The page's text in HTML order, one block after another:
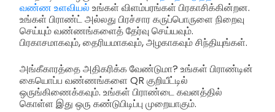
வண்ண உளவியல் உங்கள் விளம்பரங்கள் பிரகாசிக்கின்றன.
உங்கள் பிராண்ட் அல்லது பிரச்சார கருப்பொருளை நிறைவு
செய்யும் வண்ணங்களைத் தேர்வு செய்யவும்.
பிரகாசமாகவும், தைரியமாகவும், அழகாகவும் சிந்தியுங்கள்.
அங்கீகாரத்தை அதிகரிக்க வேண்டுமா? உங்கள் பிராண்டின்
கையொப்ப வண்ணங்களை QR குறியீட்டில்
ஒருங்கிணைக்கவும். உங்கள் பிராண்டை கவனத்தில்
கொள்ள இது ஒரு கண்டுபிடிப்பு முறையாகும்.